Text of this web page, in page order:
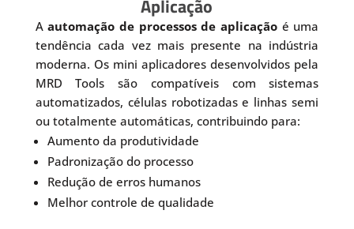
Aplicação
Aautomação de processos de aplicaçãoé uma
tendência cada vez mais presente na indústria
moderna. Os mini aplicadores desenvolvidos pela
MRD Tools são compatíveis com sistemas
automatizados, células robotizadas e linhas semi
ou totalmente automáticas, contribuindo para:
Aumento da produtividade
Padronização do processo
Redução de erros humanos
Melhor controle de qualidade